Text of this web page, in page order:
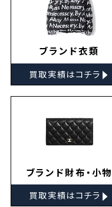
ブランド衣類
買取実績はコチラ ▸
ブランド財布・小物
買取実績はコチラ ▸